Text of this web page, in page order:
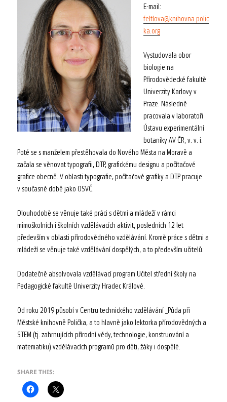
E-mail:
feltlova@knihovna.polic
ka.org
Vystudovala obor
biologie na
Přírodovědecké fakultě
Univerzity Karlovy v
Praze. Následně
pracovala v laboratoři
Ústavu experimentální
botaniky AV ČR, v. v. i.
Poté se s manželem přestěhovala do Nového Města na Moravě a
začala se věnovat typografii, DTP, grafickému designu a počítačové
grafice obecně. V oblasti typografie, počítačové grafiky a DTP pracuje
v současné době jako OSVČ.
Dlouhodobě se věnuje také práci s dětmi a mládeží v rámci
mimoškolních i školních vzdělávacích aktivit, posledních 12 let
především v oblasti přírodovědného vzdělávání. Kromě práce s dětmi a
mládeží se věnuje také vzdělávání dospělých, a to především učitelů.
Dodatečně absolvovala vzdělávací program Učitel střední školy na
Pedagogické fakultě Univerzity Hradec Králové.
Od roku 2019 působí v Centru technického vzdělávání _Půda při
Městské knihovně Polička, a to hlavně jako lektorka přírodovědných a
STEM (tj. zahrnujících přírodní vědy, technologie, konstruování a
matematiku) vzdělávacích programů pro děti, žáky i dospělé.
SHARE THIS: